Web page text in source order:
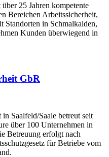
25 Jahren kompetente
Bereichen Arbeitssicherheit,
Standorten in Schmalkalden,
Kunden überwiegend in
GbR
Saalfeld/Saale betreut seit
über 100 Unternehmen in
Betreuung erfolgt nach
für Betriebe vom